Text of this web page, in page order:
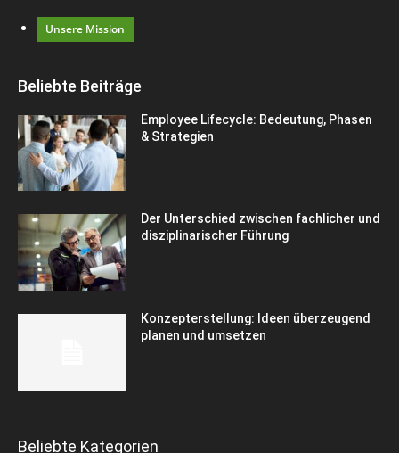
Unsere Mission
Beliebte Beiträge
Employee Lifecycle: Bedeutung, Phasen
& Strategien
Der Unterschied zwischen fachlicher und
disziplinarischer Führung
Konzepterstellung: Ideen überzeugend
planen und umsetzen
Beliebte Kategorien